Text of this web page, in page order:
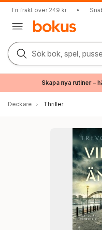
Fri frakt över 249 kr •
Sök bok, spel,
Skapa nya rutiner –
Deckare Thriller